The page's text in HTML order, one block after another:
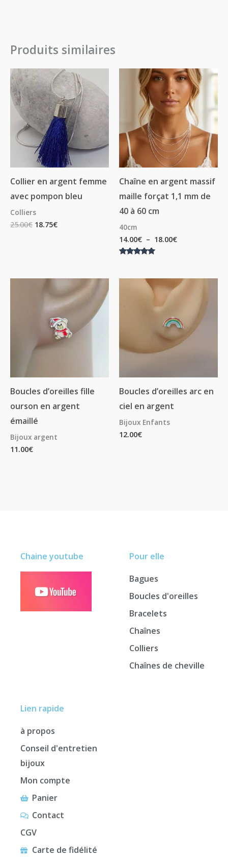
Produits similaires
Collier en argent femme
avec pompon bleu
Colliers
25.00€ 18.75€
Chaîne en argent massif
maille forçat 1,1 mm de
40 à 60 cm
40cm
14.00€ – 18.00€
Plage
de
prix :
14.00€
à
18.00€
Boucles d’oreilles fille
ourson en argent
émaillé
Bijoux argent
11.00€
Boucles d’oreilles arc en
ciel en argent
Bijoux Enfants
12.00€
Lien rapide
à propos
Conseil d'entretien
bijoux
Mon compte
Panier
Contact
CGV
Carte de fidélité
Pour elle
Bagues
Boucles d'oreilles
Bracelets
Chaînes
Colliers
Chaînes de cheville
Chaine youtube